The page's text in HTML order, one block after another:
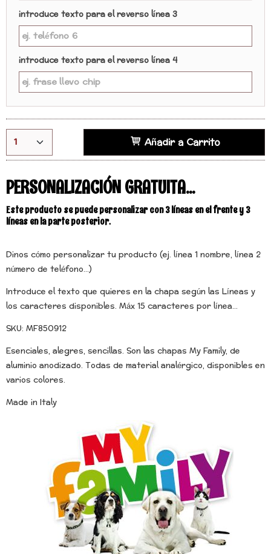
introduce texto para el reverso línea 3
introduce texto para el reverso línea 4
Añadir a Carrito
PERSONALIZACIÓN GRATUITA...
Este producto se puede personalizar con 3 líneas en el frente y 3
líneas en la parte posterior.
Dinos cómo personalizar tu producto (ej. línea 1 nombre, línea 2
número de teléfono...)
Introduce el texto que quieres en la chapa según las Líneas y
los caracteres disponibles. Máx 15 caracteres por línea...
SKU: MF850912
Esenciales, alegres, sencillas. Son las chapas My Family, de
aluminio anodizado. Todas de material analérgico, disponibles en
varios colores.
Made in Italy